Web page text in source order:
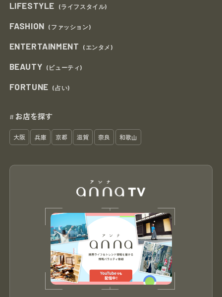
LIFESTYLE (ライフスタイル)
FASHION (ファッション)
ENTERTAINMENT (エンタメ)
BEAUTY (ビューティ)
FORTUNE (占い)
# お店を探す
大阪 兵庫 京都 滋賀 奈良 和歌山